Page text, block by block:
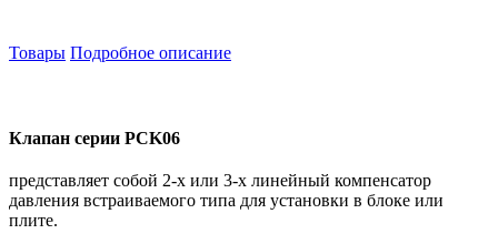
Товары Подробное описание
Клапан серии PCK06
представляет собой 2-х или 3-х линейный компенсатор
давления встраиваемого типа для установки в блоке или
плите.